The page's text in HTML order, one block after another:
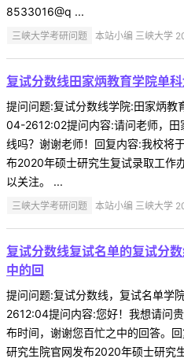
8533016@q ...
三峡大学考研问题 本站小编 三峡大学
复试分数线田家炳教育学院单
提问问题:复试分数线学院:田家炳
04-2612:02提问内容:请问老师，田
线吗？谢谢老师！回复内容:我校将
布2020年硕士研究生复试录取工作
以关注。 ...
三峡大学考研问题 本站小编 三峡大学
复试分数线复试名单的复试分
中的回
提问问题:复试分数线，复试名单
2612:04提问内容:您好！我想请问
布时间，谢谢您百忙之中的回答。
研究生院官网发布2020年硕士研究